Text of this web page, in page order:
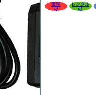
販売
可
レンタル
可